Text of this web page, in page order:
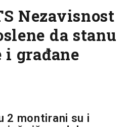
mediji
Ćuruvija
Nezavisnost
da stanu
i građane
2 montirani su i